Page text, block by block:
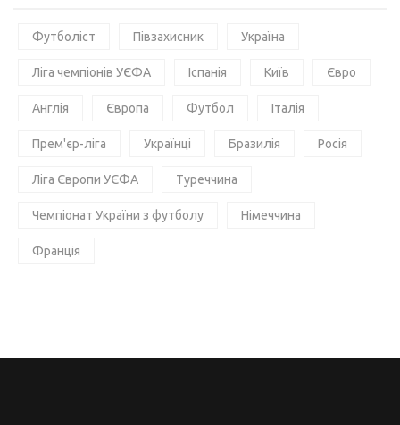
Футболіст Півзахисник Україна
Ліга чемпіонів УЄФА Іспанія Київ Євро
Англія Європа Футбол Італія
Прем'єр-ліга Українці Бразилія Росія
Ліга Європи УЄФА Туреччина
Чемпіонат України з футболу Німеччина
Франція